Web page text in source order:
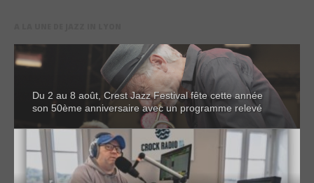
Du 2 au 8 août, Crest Jazz Festival fête cette année
son 50ème anniversaire avec un programme relevé